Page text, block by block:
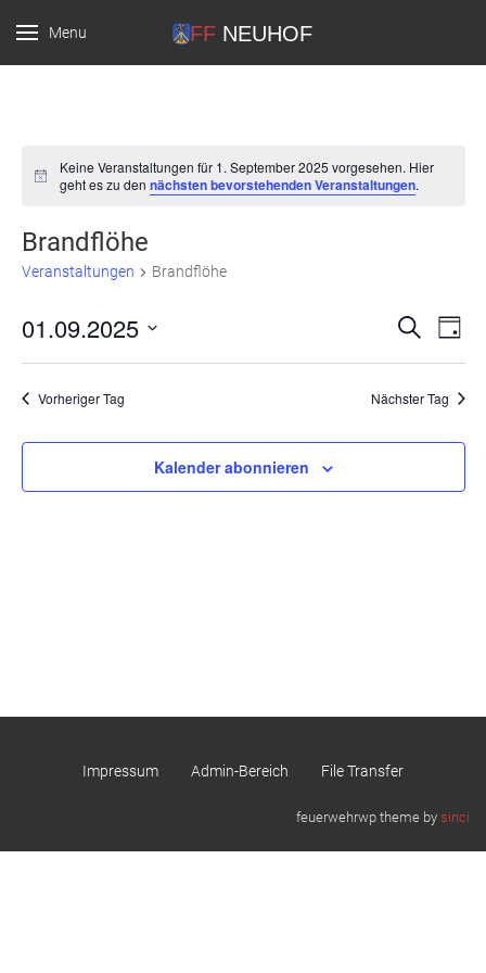
Menu
Hinweis
Keine Veranstaltungen für 1. September 2025 vorgesehen. Hier
geht es zu dennächsten bevorstehenden Veranstaltungen.
Brandflöhe
Veranstaltungen Brandflöhe
Suche
und
Suche
Tag
01.09.2025
Vorheriger Tag Nächster Tag
Kalender abonnieren
Impressum Admin-Bereich File Transfer
feuerwehrwp theme by sinci